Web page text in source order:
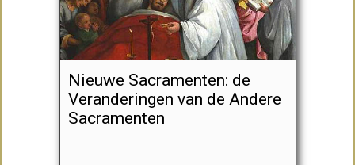
Nieuwe Sacramenten: de
Veranderingen van de Andere
Sacramenten